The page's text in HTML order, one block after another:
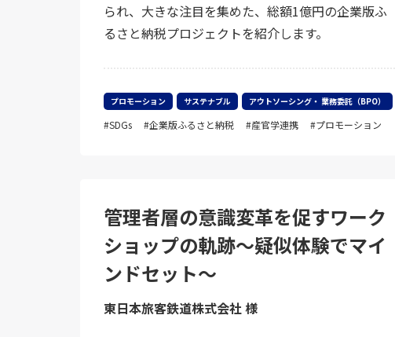
られ、大きな注目を集めた、総額1億円の企業版ふ
るさと納税プロジェクトを紹介します。
プロモーション サステナブル アウトソーシング・ 業務委託（BPO）
SDGs 企業版ふるさと納税 産官学連携 プロモーション
管理者層の意識変革を促すワーク
ショップの軌跡～疑似体験でマイ
ンドセット～
東日本旅客鉄道株式会社 様